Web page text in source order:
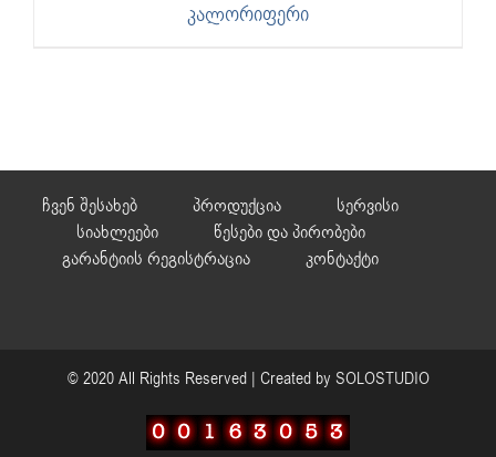
კალორიფერი
ჩვენ შესახებ პროდუქცია
სერვისი
სიახლეები
წესები და პირობები
გარანტიის რეგისტრაცია
კონტაქტი
© 2020 All Rights Reserved | Created by SOLOSTUDIO